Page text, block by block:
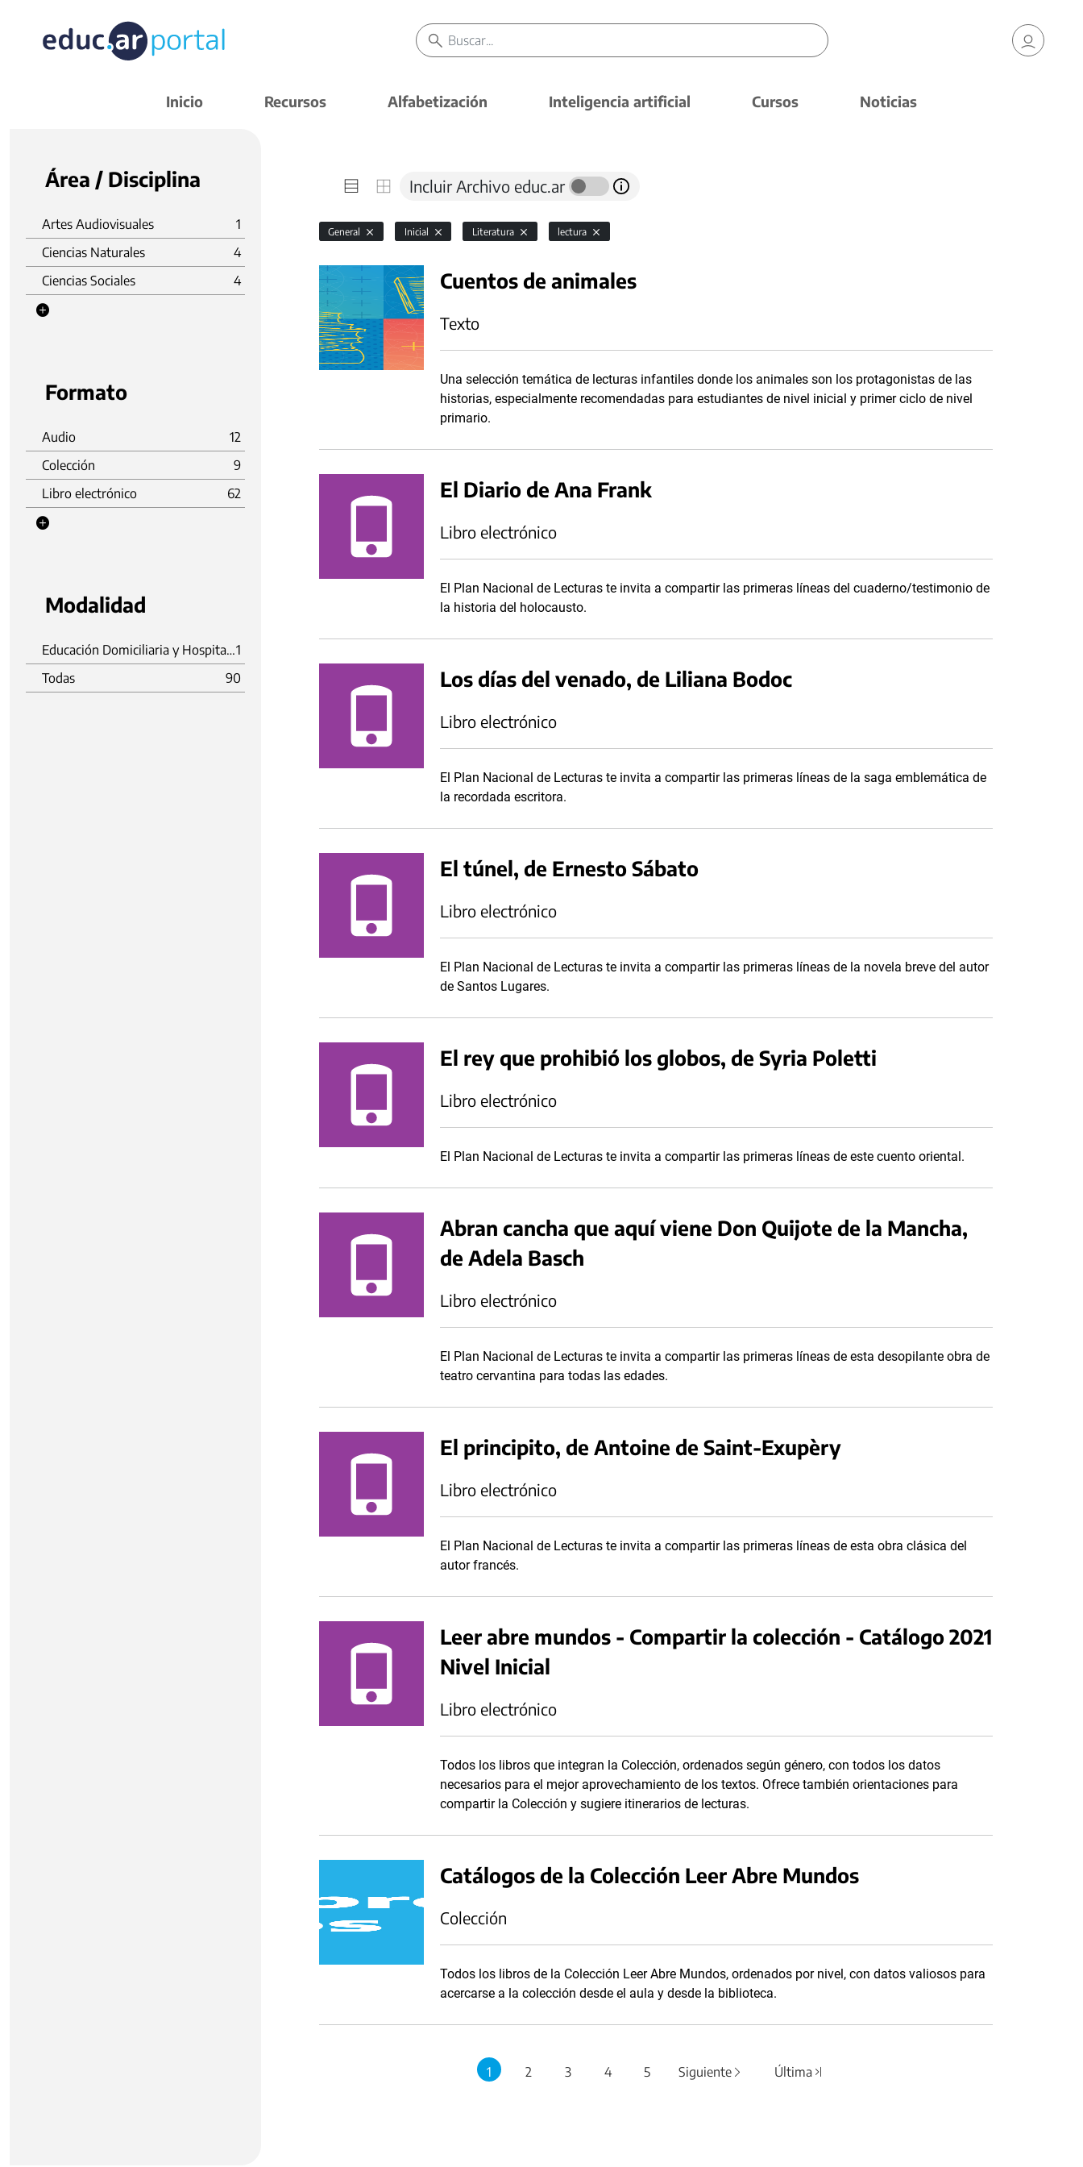
Inicio Recursos Alfabetización Inteligencia artificial Cursos Noticias
Área / Disciplina
Artes Audiovisuales
1
Ciencias Naturales
4
Ciencias Sociales
4
Formato
Audio
12
Colección
9
Libro electrónico
62
Modalidad
Educación Domiciliaria y Hospitalaria1
Todas
90
Incluir Archivo educ.ar
General Inicial Literatura lectura
Cuentos de animales
Texto
Una selección temática de lecturas infantiles donde los animales son los protagonistas de las
historias, especialmente recomendadas para estudiantes de nivel inicial y primer ciclo de nivel
primario.
El Diario de Ana Frank
Libro electrónico
El Plan Nacional de Lecturas te invita a compartir las primeras líneas del cuaderno/testimonio de
la historia del holocausto.
Los días del venado, de Liliana Bodoc
Libro electrónico
El Plan Nacional de Lecturas te invita a compartir las primeras líneas de la saga emblemática de
la recordada escritora.
El túnel, de Ernesto Sábato
Libro electrónico
El Plan Nacional de Lecturas te invita a compartir las primeras líneas de la novela breve del autor
de Santos Lugares.
El rey que prohibió los globos, de Syria Poletti
Libro electrónico
El Plan Nacional de Lecturas te invita a compartir las primeras líneas de este cuento oriental.
Abran cancha que aquí viene Don Quijote de la Mancha,
de Adela Basch
Libro electrónico
El Plan Nacional de Lecturas te invita a compartir las primeras líneas de esta desopilante obra de
teatro cervantina para todas las edades.
El principito, de Antoine de Saint-Exupèry
Libro electrónico
El Plan Nacional de Lecturas te invita a compartir las primeras líneas de esta obra clásica del
autor francés.
Leer abre mundos - Compartir la colección - Catálogo 2021
Nivel Inicial
Libro electrónico
Todos los libros que integran la Colección, ordenados según género, con todos los datos
necesarios para el mejor aprovechamiento de los textos. Ofrece también orientaciones para
compartir la Colección y sugiere itinerarios de lecturas.
Catálogos de la Colección Leer Abre Mundos
Colección
Todos los libros de la Colección Leer Abre Mundos, ordenados por nivel, con datos valiosos para
acercarse a la colección desde el aula y desde la biblioteca.
1 2 3 4 5 Siguiente Última